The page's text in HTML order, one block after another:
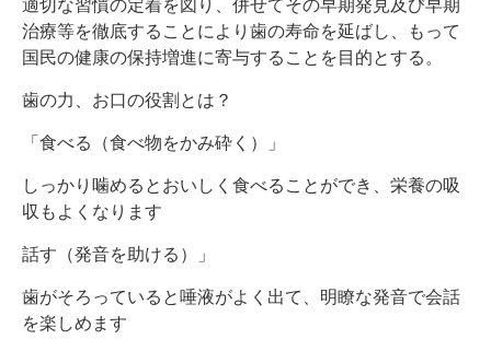
治療等を徹底することにより歯の寿命を延ばし、もって
国民の健康の保持増進に寄与することを目的とする。
歯の力、お口の役割とは？
「食べる（食べ物をかみ砕く）」
しっかり噛めるとおいしく食べることができ、栄養の吸
収もよくなります
話す（発音を助ける）」
歯がそろっていると唾液がよく出て、明瞭な発音で会話
を楽しめます